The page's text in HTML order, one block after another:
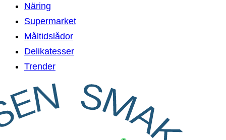
Näring
Supermarket
Måltidslådor
Delikatesser
Trender